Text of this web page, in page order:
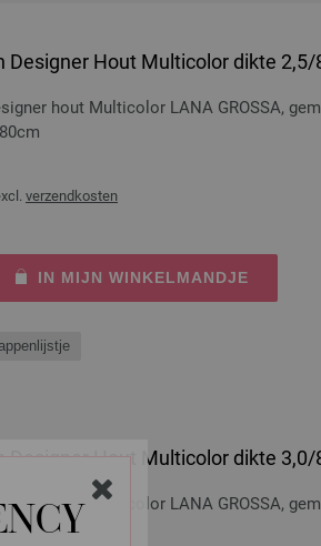
Designer Hout Multicolor dikte 2,5/
hout Multicolor LANA GROSSA,
verzendkosten
IN MIJN WINKELMANDJE
Designer Hout Multicolor dikte 3,0/
hout Multicolor LANA GROSSA,